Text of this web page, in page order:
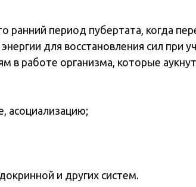
ранний период пубертата, когда
для восстановления сил при
в работе организма, которые
асоциализацию;
и других систем.